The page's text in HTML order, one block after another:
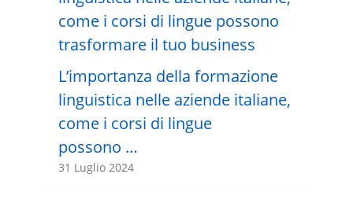
L’importanza della formazione
linguistica nelle aziende italiane,
come i corsi di lingue
possono …
31 Luglio 2024